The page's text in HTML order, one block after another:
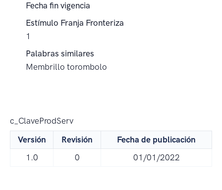
Fecha fin vigencia
Estímulo Franja Fronteriza
1
Palabras similares
Membrillo torombolo
c_ClaveProdServ
Versión
Revisión
Fecha de publicación
1.0
0 01/01/2022